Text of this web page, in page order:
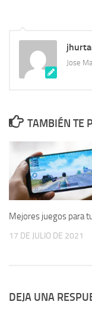
Jose
TAMBIÉN TE
Mejores juegos para
17 DE JULIO DE 2021
DEJA UNA